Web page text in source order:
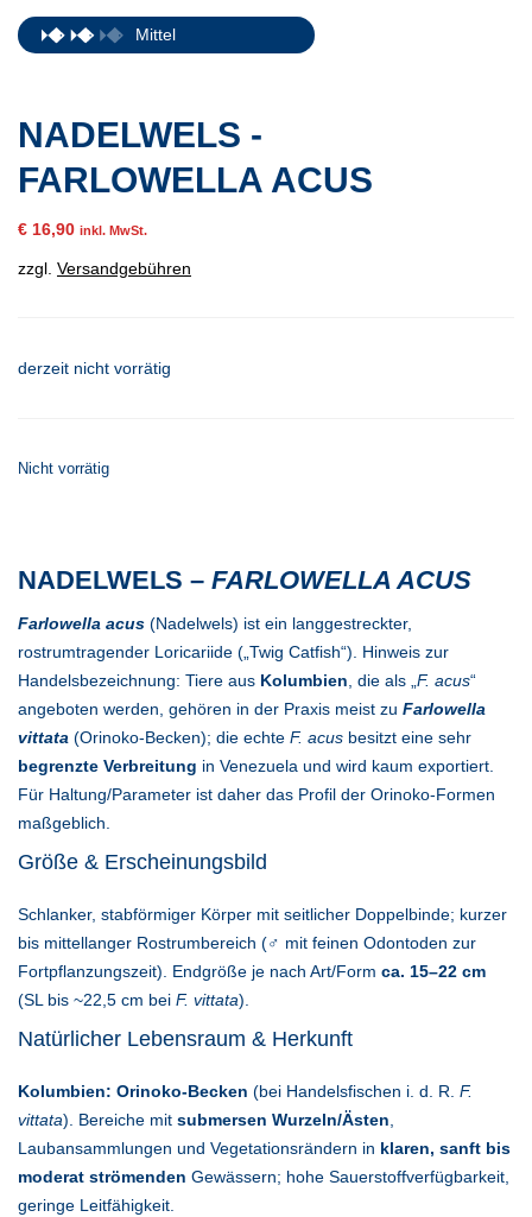
Mittel
NADELWELS -
FARLOWELLA ACUS
€ 16,90 inkl. MwSt.
zzgl. Versandgebühren
derzeit nicht vorrätig
Nicht vorrätig
NADELWELS – FARLOWELLA ACUS
Farlowella acus (Nadelwels) ist ein langgestreckter,
rostrumtragender Loricariide („Twig Catfish“). Hinweis zur
Handelsbezeichnung: Tiere aus Kolumbien, die als „F. acus“
angeboten werden, gehören in der Praxis meist zu Farlowella
vittata (Orinoko-Becken); die echte F. acus besitzt eine sehr
begrenzte Verbreitung in Venezuela und wird kaum exportiert.
Für Haltung/Parameter ist daher das Profil der Orinoko-Formen
maßgeblich.
Größe & Erscheinungsbild
Schlanker, stabförmiger Körper mit seitlicher Doppelbinde; kurzer
bis mittellanger Rostrumbereich (♂ mit feinen Odontoden zur
Fortpflanzungszeit). Endgröße je nach Art/Form ca. 15–22 cm
(SL bis ~22,5 cm bei F. vittata).
Natürlicher Lebensraum & Herkunft
Kolumbien: Orinoko-Becken (bei Handelsfischen i. d. R. F.
vittata). Bereiche mit submersen Wurzeln/Ästen,
Laubansammlungen und Vegetationsrändern in klaren, sanft bis
moderat strömenden Gewässern; hohe Sauerstoffverfügbarkeit,
geringe Leitfähigkeit.